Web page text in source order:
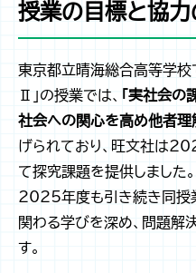
授業の目標と協力
東京都立晴海総合高等学校
Ⅱ」の授業では、
「実社会
社会への関心を高め他者理
げられており、旺文社は
て探究課題を提供しました。
2025年度も引き続き同授
関わる学びを深め、問題解
す。